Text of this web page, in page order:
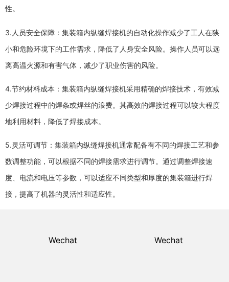
性。
3.人员安全保障：集装箱内纵缝焊接机的自动化操作减少了工人在狭
小和危险环境下的工作需求，降低了人身安全风险。操作人员可以远
离高温火源和有害气体，减少了职业伤害的风险。
4.节约材料成本：集装箱内纵缝焊接机采用精确的焊接技术，有效减
少焊接过程中的焊条或焊丝的浪费。其高效的焊接过程可以较大程度
地利用材料，降低了焊接成本。
5.灵活可调节：集装箱内纵缝焊接机通常配备有不同的焊接工艺和参
数调整功能，可以根据不同的焊接需求进行调节。通过调整焊接速
度、电流和电压等参数，可以适应不同类型和厚度的集装箱进行焊
接，提高了机器的灵活性和适应性。
Wechat Wechat